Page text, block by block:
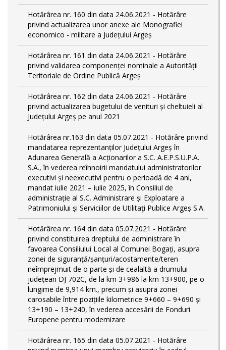
Hotărârea nr. 160 din data 24.06.2021 - Hotărâre
privind actualizarea unor anexe ale Monografiei
economico - militare a Județului Argeș
Hotărârea nr. 161 din data 24.06.2021 - Hotărâre
privind validarea componenței nominale a Autorității
Teritoriale de Ordine Publică Argeș
Hotărârea nr. 162 din data 24.06.2021 - Hotărâre
privind actualizarea bugetului de venituri și cheltuieli al
Județului Argeș pe anul 2021
Hotărârea nr.163 din data 05.07.2021 - Hotărâre privind
mandatarea reprezentanților Județului Argeș în
Adunarea Generală a Acționarilor a S.C. A.E.P.S.U.P.A.
S.A., în vederea reînnoirii mandatului administratorilor
executivi și neexecutivi pentru o perioadă de 4 ani,
mandat iulie 2021 – iulie 2025, în Consiliul de
administrație al S.C. Administrare și Exploatare a
Patrimoniului și Serviciilor de Utilitaţi Publice Argeș S.A.
Hotărârea nr. 164 din data 05.07.2021 - Hotărâre
privind constituirea dreptului de administrare în
favoarea Consiliului Local al Comunei Bogați, asupra
zonei de siguranță/șanțuri/acostamente/teren
neîmprejmuit de o parte și de cealaltă a drumului
județean DJ 702C, de la km 3+986 la km 13+900, pe o
lungime de 9,914 km., precum și asupra zonei
carosabile între pozițiile kilometrice 9+660 – 9+690 și
13+190 – 13+240, în vederea accesării de Fonduri
Europene pentru modernizare
Hotărârea nr. 165 din data 05.07.2021 - Hotărâre